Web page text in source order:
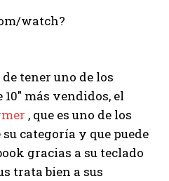
watch?
tener uno de los
más vendidos, el
, que es uno de los
categoría y que puede
gracias a su teclado
trata bien a sus